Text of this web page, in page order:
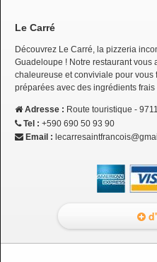
Le Carré
Découvrez Le Carré, la pizzeria
Guadeloupe ! Notre restaurant vous
chaleureuse et conviviale pour
préparées avec des ingrédients
Adresse : Route touristique -
Tel : +590 690 50 93 90
Email :